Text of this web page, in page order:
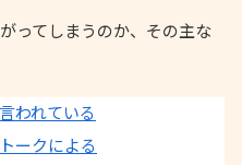
ってしまうのか、その主な
われている
ークによる